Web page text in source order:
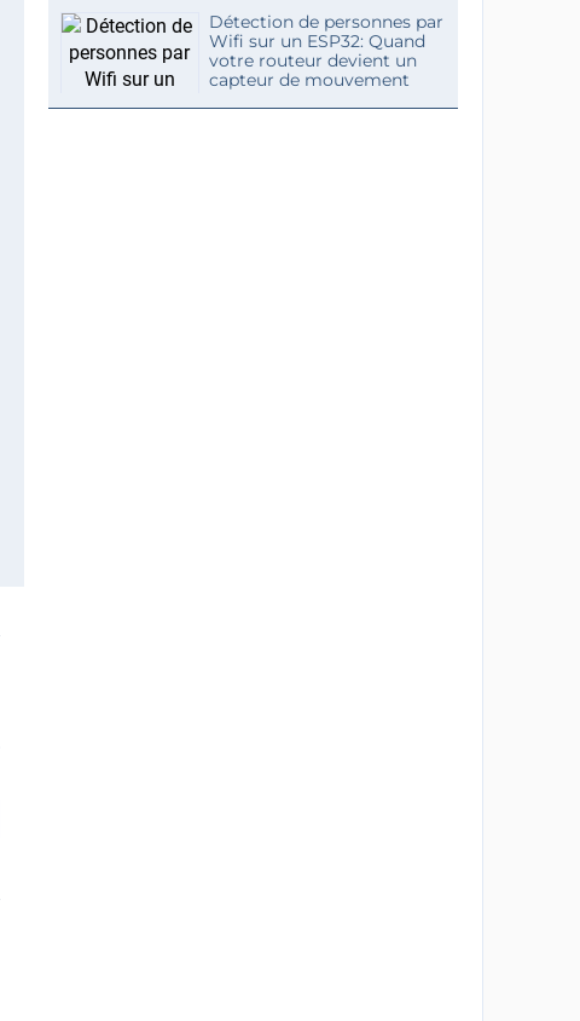
Détection de personnes par
Wifi sur un ESP32: Quand
votre routeur devient un
capteur de mouvement